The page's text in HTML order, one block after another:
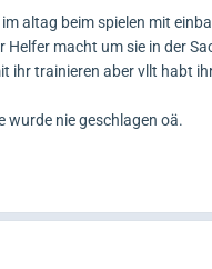
altag beim spielen mit
Helfer macht um sie in der
ihr trainieren aber vllt habt
wurde nie geschlagen oä.